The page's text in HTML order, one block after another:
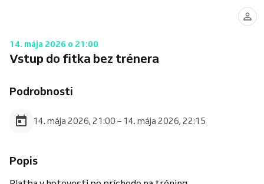
14. mája 2026 o 21:00
Vstup do fitka bez trénera
Podrobnosti
14. mája 2026, 21:00 – 14. mája 2026, 22:15
Popis